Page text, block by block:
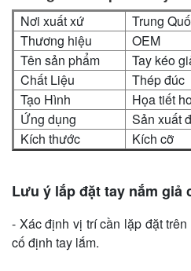
Nơi xuất xứ
Trung
Thương hiệu
OEM
Tên sản phẩm
Tay kéo
Chất Liệu
Thép đúc
Tạo Hình
Họa tiết
Ứng dụng
Sản xuất
Kích thước
Kích cỡ
Mầu sắc
Vàng
Lưu ý lắp đặt tay nắm giả
- Xác định vị trí cần lặp đặt
cố định tay lắm.